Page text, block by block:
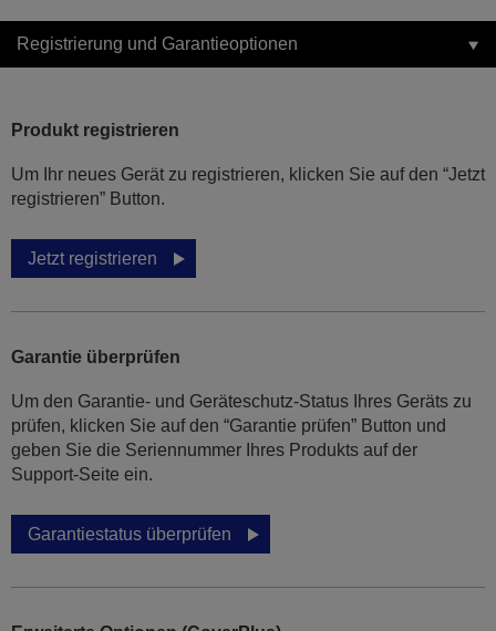
Registrierung und Garantieoptionen
Produkt registrieren
Um Ihr neues Gerät zu registrieren, klicken Sie auf den “Jetzt
registrieren” Button.
Jetzt registrieren
Garantie überprüfen
Um den Garantie- und Geräteschutz-Status Ihres Geräts zu
prüfen, klicken Sie auf den “Garantie prüfen” Button und
geben Sie die Seriennummer Ihres Produkts auf der
Support-Seite ein.
Garantiestatus überprüfen